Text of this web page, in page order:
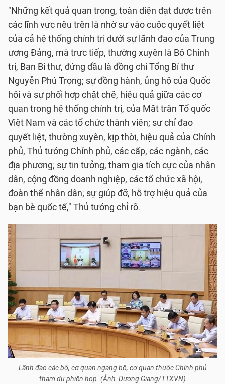
"Những kết quả quan trọng, toàn diện đạt được trên
các lĩnh vực nêu trên là nhờ sự vào cuộc quyết liệt
của cả hệ thống chính trị dưới sự lãnh đạo của Trung
ương Đảng, mà trực tiếp, thường xuyên là Bộ Chính
trị, Ban Bí thư, đứng đầu là đồng chí Tổng Bí thư
Nguyễn Phú Trọng; sự đồng hành, ủng hộ của Quốc
hội và sự phối hợp chặt chẽ, hiệu quả giữa các cơ
quan trong hệ thống chính trị, của Mặt trận Tổ quốc
Việt Nam và các tổ chức thành viên; sự chỉ đạo
quyết liệt, thường xuyên, kịp thời, hiệu quả của Chính
phủ, Thủ tướng Chính phủ, các cấp, các ngành, các
địa phương; sự tin tưởng, tham gia tích cực của nhân
dân, cộng đồng doanh nghiệp, các tổ chức xã hội,
đoàn thể nhân dân; sự giúp đỡ, hỗ trợ hiệu quả của
bạn bè quốc tế," Thủ tướng chỉ rõ.
Lãnh đạo các bộ, cơ quan ngang bộ, cơ quan thuộc Chính phủ
tham dự phiên họp. (Ảnh: Dương Giang/TTXVN)